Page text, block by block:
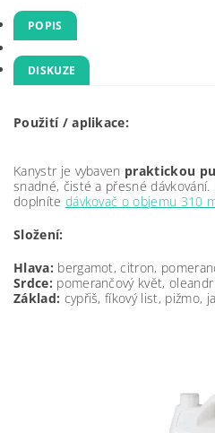
POPIS
DISKUZE
Použití / aplikace:
Kanystr je vybaven praktickou
snadné, čisté a přesné
doplníte dávkovač o objemu 310
Složení:
Hlava: bergamot, citron,
Srdce: pomerančový květ, oleandr
Základ: cypřiš, fíkový list, pižmo,